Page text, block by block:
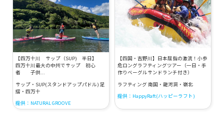
【四万十川 サップ（SUP) 半日】
四万十川最大の中州でサップ 初心
者 子供...
サップ・SUP(スタンドアップパドル) 足
摺・四万十
提供：NATURAL GROOVE
【四国・吉野川】日本屈指の激流！小歩
危ロングラフティングツアー（一日・手
作りベーグルサンドランチ付き）
ラフティング 南国・龍河洞・嶺北
提供：HappyRaft(ハッピーラフト)